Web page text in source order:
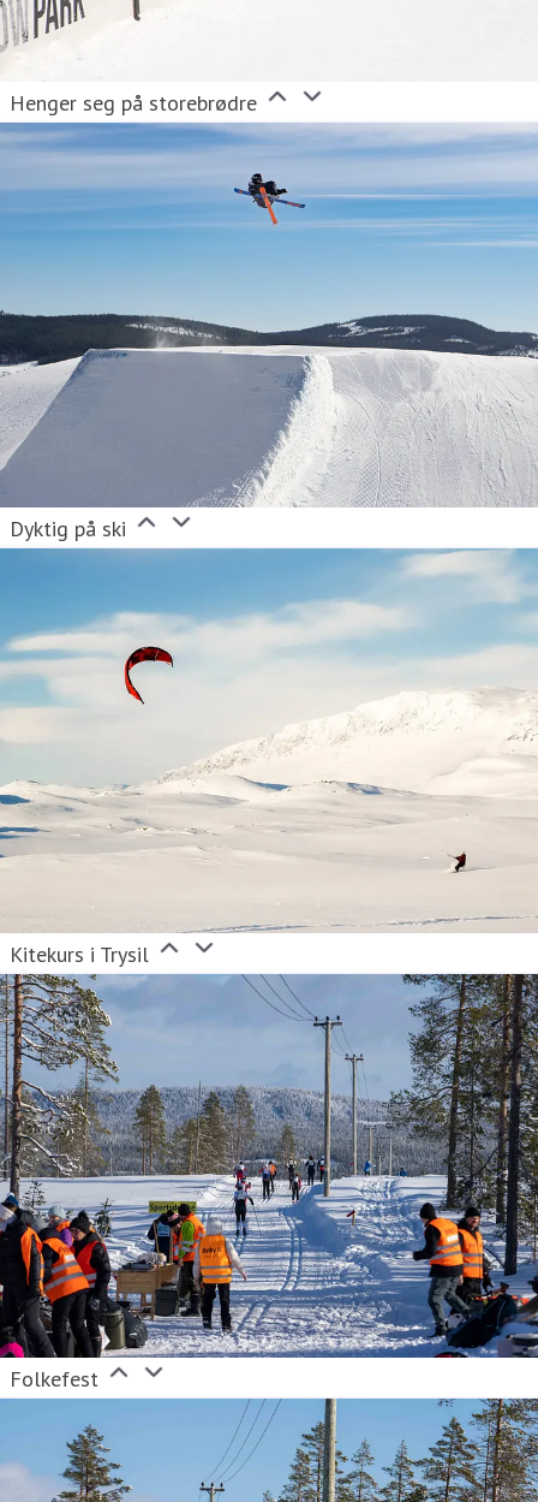
Henger seg på storebrødre
Dyktig på ski
Kitekurs i Trysil
Folkefest